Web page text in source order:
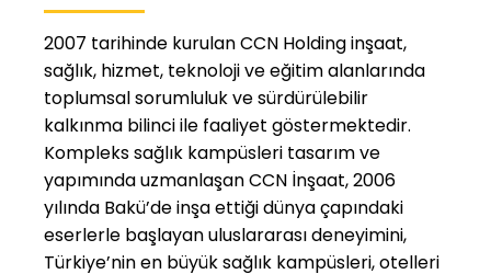
2007 tarihinde kurulan CCN Holding inşaat,
sağlık, hizmet, teknoloji ve eğitim alanlarında
toplumsal sorumluluk ve sürdürülebilir
kalkınma bilinci ile faaliyet göstermektedir.
Kompleks sağlık kampüsleri tasarım ve
yapımında uzmanlaşan CCN İnşaat, 2006
yılında Bakü’de inşa ettiği dünya çapındaki
eserlerle başlayan uluslararası deneyimini,
Türkiye’nin en büyük sağlık kampüsleri, otelleri